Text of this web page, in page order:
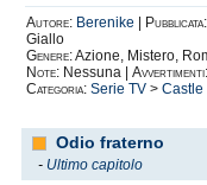
Autore: Berenike Pubblicata:
Giallo
Genere:Azione, Mistero,
Note: Nessuna | Avvertimenti:
Categoria: Serie TV > Castle
Odio fraterno
- Ultimo capitolo